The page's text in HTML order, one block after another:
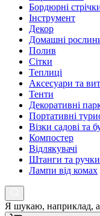
Бордюрні
Інструмент
Декор
Домашні
Полив
Сітки
Теплиці
Аксесуари та
Тенти
Декоративні
Портативні
Візки садові та
Компостер
Відлякувачі
Штанги та ручки
Лампи від комах
Я шукаю, наприклад,